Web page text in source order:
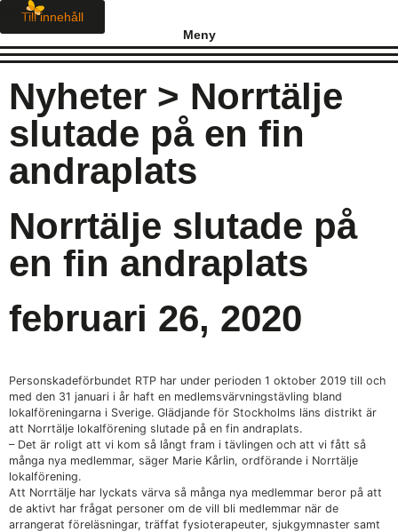
Meny
Till innehåll
Nyheter > Norrtälje
slutade på en fin
andraplats
Norrtälje slutade på
en fin andraplats
februari 26, 2020
Personskadeförbundet RTP har under perioden 1 oktober 2019 till och
med den 31 januari i år haft en medlemsvärvningstävling bland
lokalföreningarna i Sverige. Glädjande för Stockholms läns distrikt är
att Norrtälje lokalförening slutade på en fin andraplats.
– Det är roligt att vi kom så långt fram i tävlingen och att vi fått så
många nya medlemmar, säger Marie Kårlin, ordförande i Norrtälje
lokalförening.
Att Norrtälje har lyckats värva så många nya medlemmar beror på att
de aktivt har frågat personer om de vill bli medlemmar när de
arrangerat föreläsningar, träffat fysioterapeuter, sjukgymnaster samt